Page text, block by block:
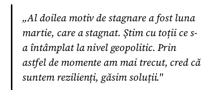
„Al doilea motiv de stagnare a fost luna
martie, care a stagnat. Știm cu toții ce s-
a întâmplat la nivel geopolitic. Prin
astfel de momente am mai trecut, cred că
suntem rezilienți, găsim soluții."